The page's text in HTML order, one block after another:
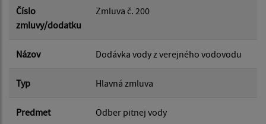
Dátum od:
Dátum do:
Suma od:
Číslo
zmluvy/dodatku
Zmluva č. 200
Názov Dodávka vody z verejného vodovodu
Typ Hlavná zmluva
Predmet Odber pitnej vody